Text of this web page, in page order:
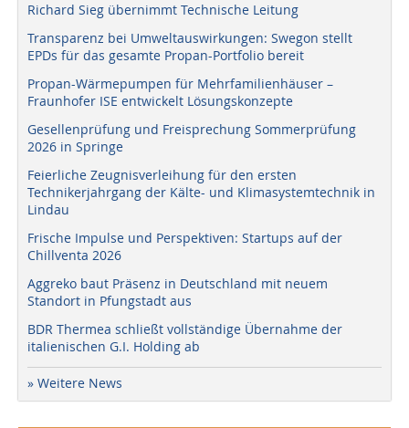
Richard Sieg übernimmt Technische Leitung
Transparenz bei Umweltauswirkungen: Swegon stellt
EPDs für das gesamte Propan-Portfolio bereit
Propan-Wärmepumpen für Mehrfamilienhäuser –
Fraunhofer ISE entwickelt Lösungskonzepte
Gesellenprüfung und Freisprechung Sommerprüfung
2026 in Springe
Feierliche Zeugnisverleihung für den ersten
Technikerjahrgang der Kälte- und Klimasystemtechnik in
Lindau
Frische Impulse und Perspektiven: Startups auf der
Chillventa 2026
Aggreko baut Präsenz in Deutschland mit neuem
Standort in Pfungstadt aus
BDR Thermea schließt vollständige Übernahme der
italienischen G.I. Holding ab
» Weitere News